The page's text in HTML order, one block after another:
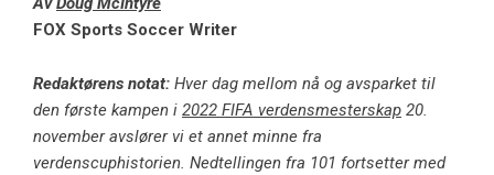
FOX Sports Soccer Writer
Redaktørens notat: Hver dag mellom nå og avsparket til
den første kampen i 2022 FIFA verdensmesterskap 20.
november avslører vi et annet minne fra
verdenscuphistorien. Nedtellingen fra 101 fortsetter med